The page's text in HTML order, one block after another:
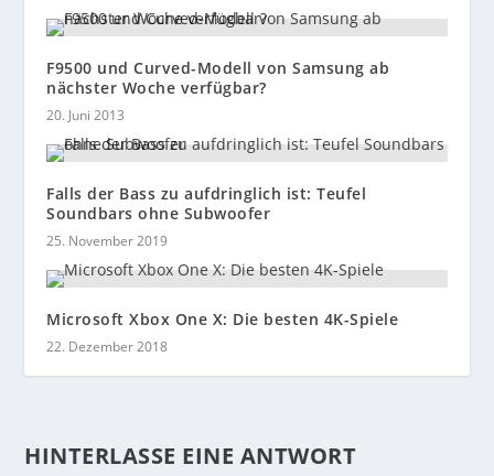
F9500 und Curved-Modell von Samsung ab
nächster Woche verfügbar?
20. Juni 2013
Falls der Bass zu aufdringlich ist: Teufel
Soundbars ohne Subwoofer
25. November 2019
Microsoft Xbox One X: Die besten 4K-Spiele
22. Dezember 2018
HINTERLASSE EINE ANTWORT